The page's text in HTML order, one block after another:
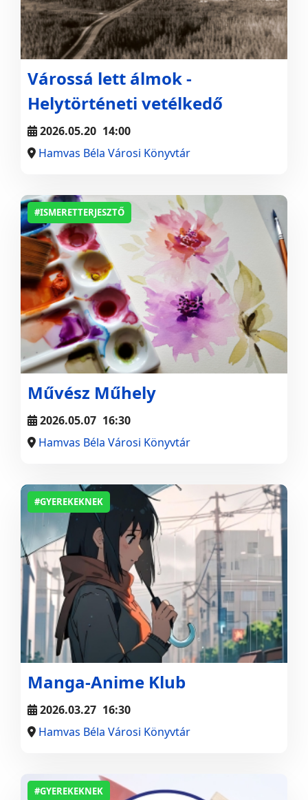
Várossá lett álmok -
Helytörténeti vetélkedő
2026.05.20 14:00
Hamvas Béla Városi Könyvtár
#ISMERETTERJESZTŐ
Művész Műhely
2026.05.07 16:30
Hamvas Béla Városi Könyvtár
#GYEREKEKNEK
Manga-Anime Klub
2026.03.27 16:30
Hamvas Béla Városi Könyvtár
#GYEREKEKNEK